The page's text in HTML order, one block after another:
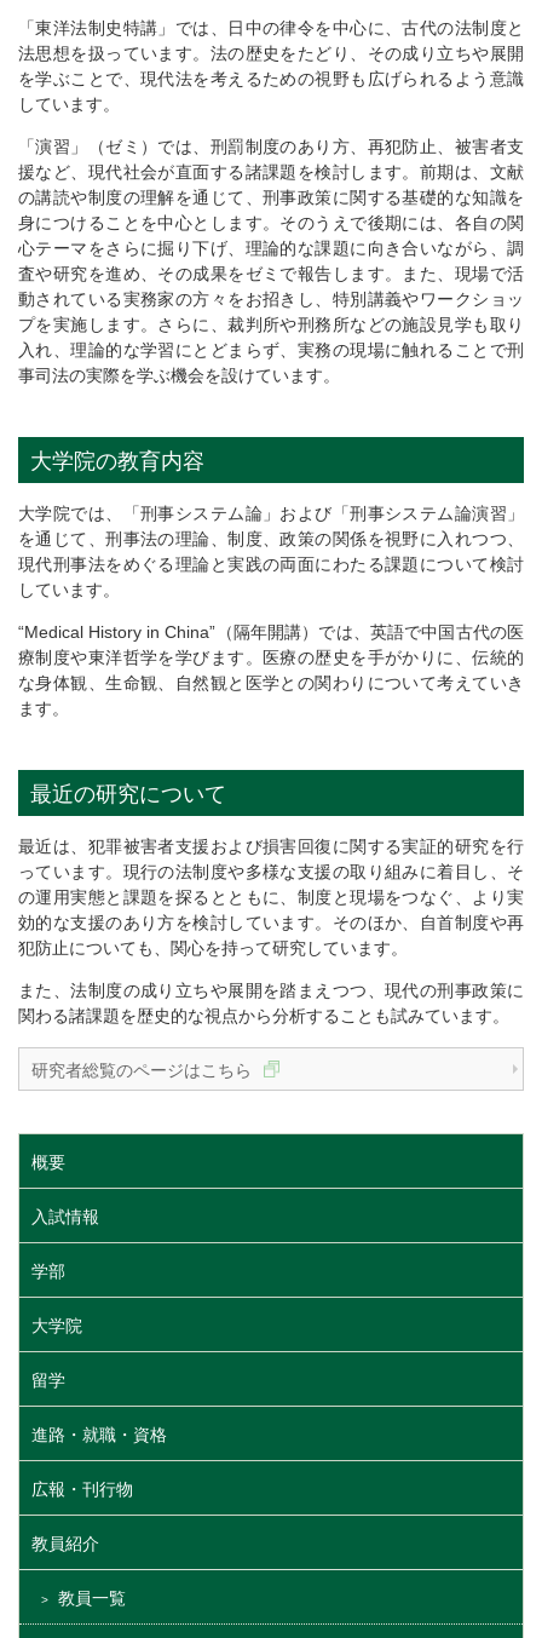
「東洋法制史特講」では、日中の律令を中心に、古代の法制度と
法思想を扱っています。法の歴史をたどり、その成り立ちや展開
を学ぶことで、現代法を考えるための視野も広げられるよう意識
しています。
「演習」（ゼミ）では、刑罰制度のあり方、再犯防止、被害者支
援など、現代社会が直面する諸課題を検討します。前期は、文献
の講読や制度の理解を通じて、刑事政策に関する基礎的な知識を
身につけることを中心とします。そのうえで後期には、各自の関
心テーマをさらに掘り下げ、理論的な課題に向き合いながら、調
査や研究を進め、その成果をゼミで報告します。また、現場で活
動されている実務家の方々をお招きし、特別講義やワークショッ
プを実施します。さらに、裁判所や刑務所などの施設見学も取り
入れ、理論的な学習にとどまらず、実務の現場に触れることで刑
事司法の実際を学ぶ機会を設けています。
大学院の教育内容
大学院では、「刑事システム論」および「刑事システム論演習」
を通じて、刑事法の理論、制度、政策の関係を視野に入れつつ、
現代刑事法をめぐる理論と実践の両面にわたる課題について検討
しています。
“Medical History in China”（隔年開講）では、英語で中国古代の医
療制度や東洋哲学を学びます。医療の歴史を手がかりに、伝統的
な身体観、生命観、自然観と医学との関わりについて考えていき
ます。
最近の研究について
最近は、犯罪被害者支援および損害回復に関する実証的研究を行
っています。現行の法制度や多様な支援の取り組みに着目し、そ
の運用実態と課題を探るとともに、制度と現場をつなぐ、より実
効的な支援のあり方を検討しています。そのほか、自首制度や再
犯防止についても、関心を持って研究しています。
また、法制度の成り立ちや展開を踏まえつつ、現代の刑事政策に
関わる諸課題を歴史的な視点から分析することも試みています。
研究者総覧のページはこちら
概要
入試情報
学部
大学院
留学
進路・就職・資格
広報・刊行物
教員紹介
教員一覧